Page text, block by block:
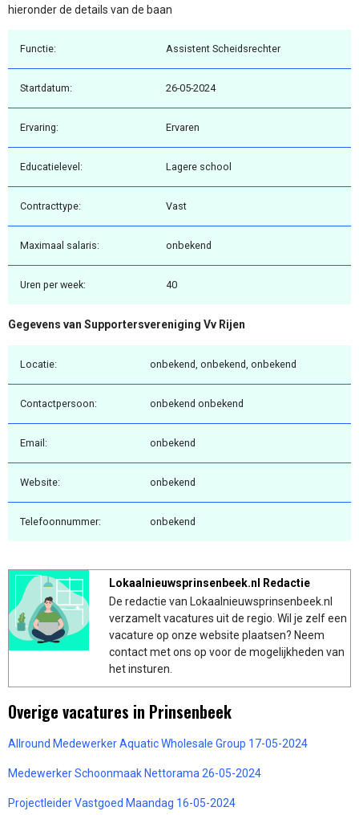
hieronder de details van de baan
Functie: Assistent Scheidsrechter
Startdatum: 26-05-2024
Ervaring: Ervaren
Educatielevel: Lagere school
Contracttype: Vast
Maximaal salaris: onbekend
Uren per week: 40
Gegevens van Supportersvereniging Vv Rijen
Locatie: onbekend, onbekend, onbekend
Contactpersoon: onbekend onbekend
Email: onbekend
Website: onbekend
Telefoonnummer: onbekend
Lokaalnieuwsprinsenbeek.nl Redactie
De redactie van Lokaalnieuwsprinsenbeek.nl
verzamelt vacatures uit de regio. Wil je zelf een
vacature op onze website plaatsen? Neem
contact met ons op voor de mogelijkheden van
het insturen.
Overige vacatures in Prinsenbeek
Allround Medewerker Aquatic Wholesale Group 17-05-2024
Medewerker Schoonmaak Nettorama 26-05-2024
Projectleider Vastgoed Maandag 16-05-2024